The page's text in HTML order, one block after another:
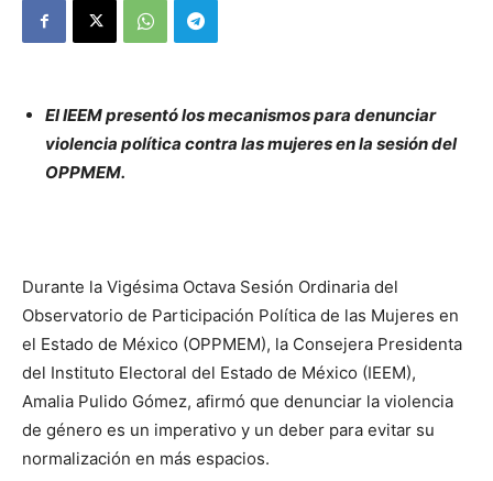
El IEEM presentó los mecanismos para denunciar
violencia política contra las mujeres en la sesión del
OPPMEM.
Durante la Vigésima Octava Sesión Ordinaria del
Observatorio de Participación Política de las Mujeres en
el Estado de México (OPPMEM), la Consejera Presidenta
del Instituto Electoral del Estado de México (IEEM),
Amalia Pulido Gómez, afirmó que denunciar la violencia
de género es un imperativo y un deber para evitar su
normalización en más espacios.